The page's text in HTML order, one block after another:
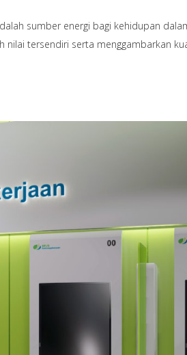
sumber energi bagi kehidupan
tersendiri serta menggambarkan